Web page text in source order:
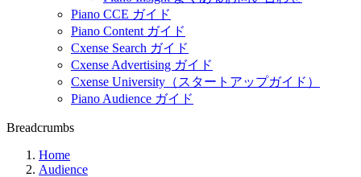
Piano CCE ガイド
Piano Content ガイド
Cxense Search ガイド
Cxense Advertising ガイド
Cxense University（スタートアップガイド）
Piano Audience ガイド
Breadcrumbs
Home
Audience